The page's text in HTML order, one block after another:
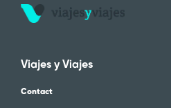
Viajes y Viajes
Contact